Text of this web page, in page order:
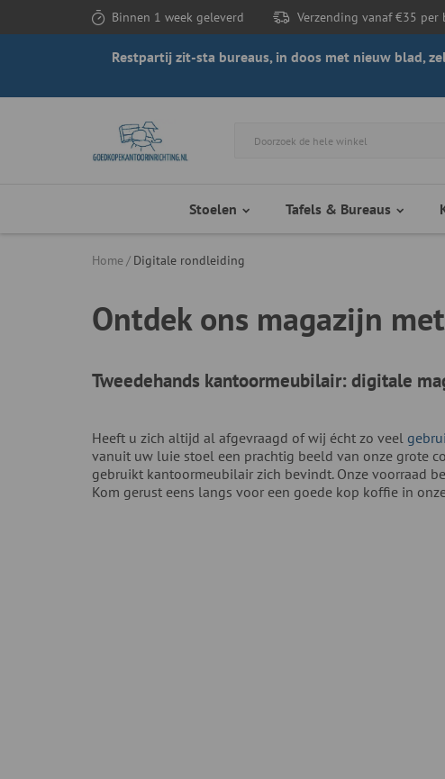
Binnen 1 week geleverd Verzending vanaf €35 per
Restpartij zit-sta bureaus, in doos met nieuw blad,
Stoelen Tafels & Bureaus
Home Digitale rondleiding
Ontdek ons magazijn
Tweedehands kantoormeubilair: digitale
Heeft u zich altijd al afgevraagd of wij écht zo veel
vanuit uw luie stoel een prachtig beeld van onze grote
gebruikt kantoormeubilair zich bevindt. Onze voorraad
Kom gerust eens langs voor een goede kop koffie in